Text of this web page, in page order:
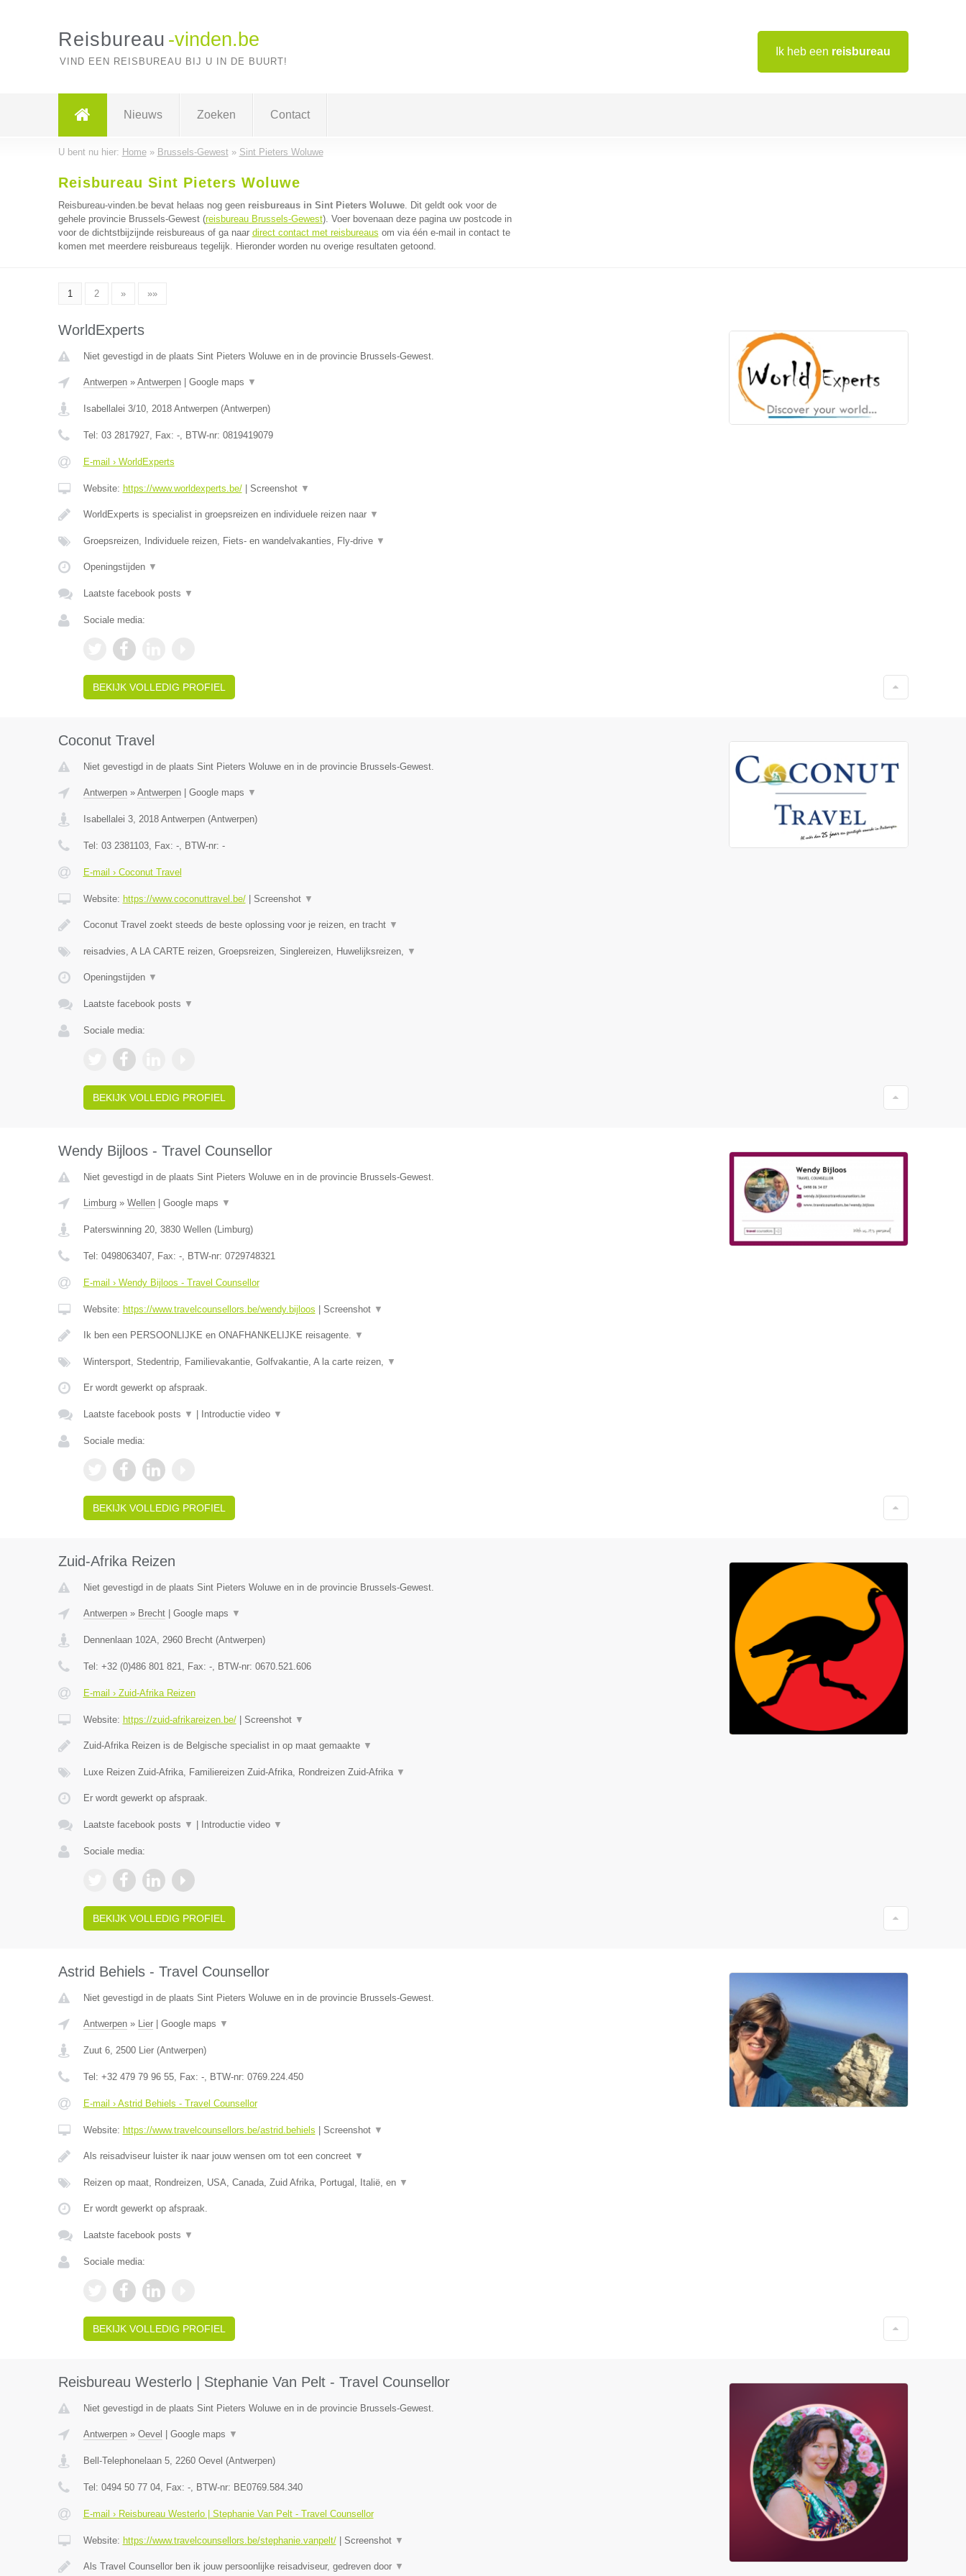
Ik heb een reisbureau
Reisbureau -vinden.be
VIND EEN REISBUREAU BIJ U IN DE BUURT!
Nieuws Zoeken Contact
U bent nu hier: Home» Brussels-Gewest» Sint Pieters Woluwe
Reisbureau Sint Pieters Woluwe
Reisbureau-vinden.be bevat helaas nog geen reisbureaus in Sint Pieters Woluwe. Dit geldt ook voor de
gehele provincie Brussels-Gewest (reisbureau Brussels-Gewest). Voer bovenaan deze pagina uw postcode in
voor de dichtstbijzijnde reisbureaus of ga naar direct contact met reisbureaus om via één e-mail in contact te
komen met meerdere reisbureaus tegelijk. Hieronder worden nu overige resultaten getoond.
1 2 » »»
WorldExperts
Niet gevestigd in de plaats Sint Pieters Woluwe en in de provincie Brussels-Gewest.
Antwerpen» Antwerpen| Google maps ▼
Isabellalei 3/10, 2018 Antwerpen(Antwerpen)
Tel: 03 2817927, Fax: -, BTW-nr: 0819419079
E-mail › WorldExperts
Website: https://www.worldexperts.be/| Screenshot ▼
WorldExperts is specialist in groepsreizen en individuele reizen naar ▼
Groepsreizen, Individuele reizen, Fiets- en wandelvakanties, Fly-drive ▼
Openingstijden ▼
Laatste facebook posts ▼
Sociale media:
BEKIJK VOLLEDIG PROFIEL
Coconut Travel
Niet gevestigd in de plaats Sint Pieters Woluwe en in de provincie Brussels-Gewest.
Antwerpen» Antwerpen| Google maps ▼
Isabellalei 3, 2018 Antwerpen(Antwerpen)
Tel: 03 2381103, Fax: -, BTW-nr: -
E-mail › Coconut Travel
Website: https://www.coconuttravel.be/| Screenshot ▼
Coconut Travel zoekt steeds de beste oplossing voor je reizen, en tracht ▼
reisadvies, A LA CARTE reizen, Groepsreizen, Singlereizen, Huwelijksreizen, ▼
Openingstijden ▼
Laatste facebook posts ▼
Sociale media:
BEKIJK VOLLEDIG PROFIEL
Wendy Bijloos - Travel Counsellor
Niet gevestigd in de plaats Sint Pieters Woluwe en in de provincie Brussels-Gewest.
Limburg» Wellen| Google maps ▼
Paterswinning 20, 3830 Wellen(Limburg)
Tel: 0498063407, Fax: -, BTW-nr: 0729748321
E-mail › Wendy Bijloos - Travel Counsellor
Website: https://www.travelcounsellors.be/wendy.bijloos Screenshot ▼
Ik ben een PERSOONLIJKE en ONAFHANKELIJKE reisagente. ▼
Wintersport, Stedentrip, Familievakantie, Golfvakantie, A la carte reizen, ▼
Er wordt gewerkt op afspraak.
Laatste facebook posts ▼ Introductie video ▼
Sociale media:
BEKIJK VOLLEDIG PROFIEL
Zuid-Afrika Reizen
Niet gevestigd in de plaats Sint Pieters Woluwe en in de provincie Brussels-Gewest.
Antwerpen» Brecht| Google maps ▼
Dennenlaan 102A, 2960 Brecht(Antwerpen)
Tel: +32 (0)486 801 821, Fax: -, BTW-nr: 0670.521.606
E-mail › Zuid-Afrika Reizen
Website: https://zuid-afrikareizen.be/| Screenshot ▼
Zuid-Afrika Reizen is de Belgische specialist in op maat gemaakte ▼
Luxe Reizen Zuid-Afrika, Familiereizen Zuid-Afrika, Rondreizen Zuid-Afrika ▼
Er wordt gewerkt op afspraak.
Laatste facebook posts ▼ Introductie video ▼
Sociale media:
BEKIJK VOLLEDIG PROFIEL
Astrid Behiels - Travel Counsellor
Niet gevestigd in de plaats Sint Pieters Woluwe en in de provincie Brussels-Gewest.
Antwerpen» Lier| Google maps ▼
Zuut 6, 2500 Lier(Antwerpen)
Tel: +32 479 79 96 55, Fax: -, BTW-nr: 0769.224.450
E-mail › Astrid Behiels - Travel Counsellor
Website: https://www.travelcounsellors.be/astrid.behiels Screenshot ▼
Als reisadviseur luister ik naar jouw wensen om tot een concreet ▼
Reizen op maat, Rondreizen, USA, Canada, Zuid Afrika, Portugal, Italië, en ▼
Er wordt gewerkt op afspraak.
Laatste facebook posts ▼
Sociale media:
BEKIJK VOLLEDIG PROFIEL
Reisbureau Westerlo | Stephanie Van Pelt - Travel Counsellor
Niet gevestigd in de plaats Sint Pieters Woluwe en in de provincie Brussels-Gewest.
Antwerpen» Oevel Google maps ▼
Bell-Telephonelaan 5, 2260 Oevel (Antwerpen)
Tel: 0494 50 77 04, Fax: -, BTW-nr: BE0769.584.340
E-mail › Reisbureau Westerlo | Stephanie Van Pelt - Travel Counsellor
Website: https://www.travelcounsellors.be/stephanie.vanpelt/| Screenshot ▼
Als Travel Counsellor ben ik jouw persoonlijke reisadviseur, gedreven door ▼